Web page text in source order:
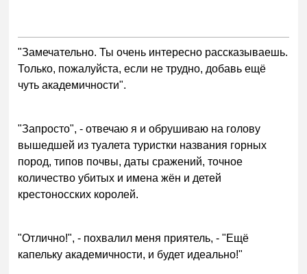
"Замечательно. Ты очень интересно рассказываешь.
Только, пожалуйста, если не трудно, добавь ещё
чуть академичности".
"Запросто", - отвечаю я и обрушиваю на голову
вышедшей из туалета туристки названия горных
пород, типов почвы, даты сражений, точное
количество убитых и имена жён и детей
крестоносских королей.
"Отлично!", - похвалил меня приятель, - "Ещё
капельку академичности, и будет идеально!"